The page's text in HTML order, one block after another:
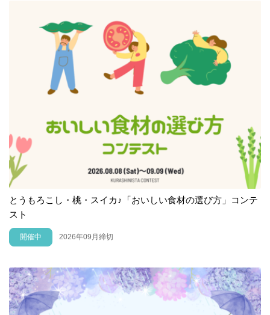
とうもろこし・桃・スイカ♪「おいしい食材の選び方」コンテ
スト
開催中 2026年09月締切